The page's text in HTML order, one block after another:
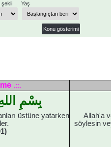
şekli Yaş
.::.
بِسْمِ
üstüne yatarken
Allah'a
söylesin